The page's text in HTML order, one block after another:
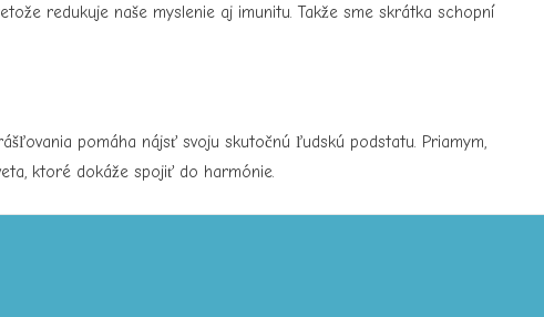
redukuje naše myslenie aj imunitu. Takže sme skrátka schopní
pomáha nájsť svoju skutočnú ľudskú podstatu. Priamym,
ktoré dokáže spojiť do harmónie